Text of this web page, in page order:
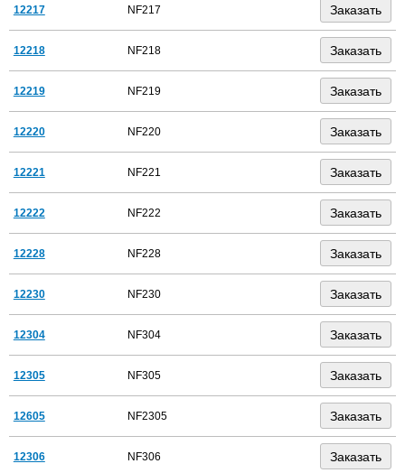
12217 NF217
12218 NF218
12219 NF219
12220 NF220
12221 NF221
12222 NF222
12228 NF228
12230 NF230
12304 NF304
12305 NF305
12605 NF2305
12306 NF306